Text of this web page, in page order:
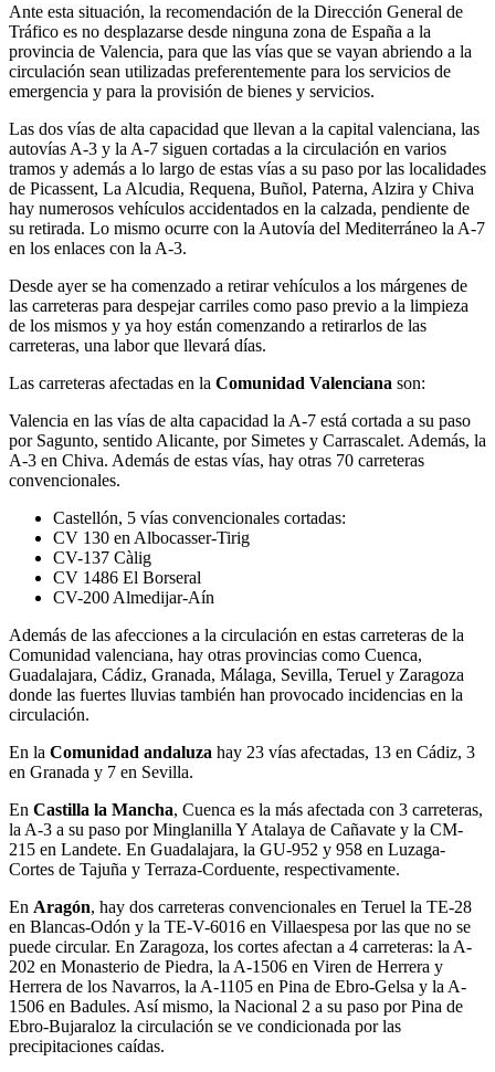
Ante esta situación, la recomendación de la Dirección General de
Tráfico es no desplazarse desde ninguna zona de España a la
provincia de Valencia, para que las vías que se vayan abriendo a la
circulación sean utilizadas preferentemente para los servicios de
emergencia y para la provisión de bienes y servicios.
Las dos vías de alta capacidad que llevan a la capital valenciana, las
autovías A-3 y la A-7 siguen cortadas a la circulación en varios
tramos y además a lo largo de estas vías a su paso por las localidades
de Picassent, La Alcudia, Requena, Buñol, Paterna, Alzira y Chiva
hay numerosos vehículos accidentados en la calzada, pendiente de
su retirada. Lo mismo ocurre con la Autovía del Mediterráneo la A-7
en los enlaces con la A-3.
Desde ayer se ha comenzado a retirar vehículos a los márgenes de
las carreteras para despejar carriles como paso previo a la limpieza
de los mismos y ya hoy están comenzando a retirarlos de las
carreteras, una labor que llevará días.
Las carreteras afectadas en la Comunidad Valenciana son:
Valencia en las vías de alta capacidad la A-7 está cortada a su paso
por Sagunto, sentido Alicante, por Simetes y Carrascalet. Además, la
A-3 en Chiva. Además de estas vías, hay otras 70 carreteras
convencionales.
Castellón, 5 vías convencionales cortadas:
CV 130 en Albocasser-Tirig
CV-137 Càlig
CV 1486 El Borseral
CV-200 Almedijar-Aín
Además de las afecciones a la circulación en estas carreteras de la
Comunidad valenciana, hay otras provincias como Cuenca,
Guadalajara, Cádiz, Granada, Málaga, Sevilla, Teruel y Zaragoza
donde las fuertes lluvias también han provocado incidencias en la
circulación.
En la Comunidad andaluza hay 23 vías afectadas, 13 en Cádiz, 3
en Granada y 7 en Sevilla.
En Castilla la Mancha, Cuenca es la más afectada con 3 carreteras,
la A-3 a su paso por Minglanilla Y Atalaya de Cañavate y la CM-
215 en Landete. En Guadalajara, la GU-952 y 958 en Luzaga-
Cortes de Tajuña y Terraza-Corduente, respectivamente.
En Aragón, hay dos carreteras convencionales en Teruel la TE-28
en Blancas-Odón y la TE-V-6016 en Villaespesa por las que no se
puede circular. En Zaragoza, los cortes afectan a 4 carreteras: la A-
202 en Monasterio de Piedra, la A-1506 en Viren de Herrera y
Herrera de los Navarros, la A-1105 en Pina de Ebro-Gelsa y la A-
1506 en Badules. Así mismo, la Nacional 2 a su paso por Pina de
Ebro-Bujaraloz la circulación se ve condicionada por las
precipitaciones caídas.